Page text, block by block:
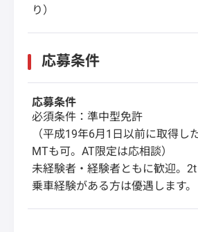
り）
応募条件
応募条件
必須条件：準中型免許
（平成19年6月1日以前に取得し
MTも可。AT限定は応相談）
未経験者・経験者ともに歓迎。
乗車経験がある方は優遇します。